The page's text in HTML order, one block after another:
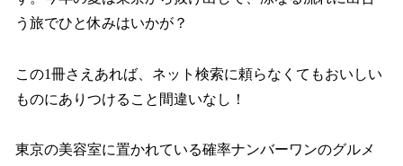
う旅でひと休みはいかが？
この1冊さえあれば、ネット検索に頼らなくてもおいしい
ものにありつけること間違いなし！
東京の美容室に置かれている確率ナンバーワンのグルメ